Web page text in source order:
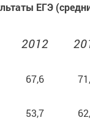
ЕГЭ
2012
67,6
53,7